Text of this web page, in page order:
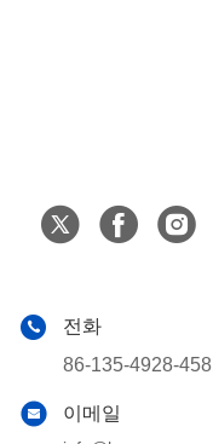
전화
86-135-4928-
이메일